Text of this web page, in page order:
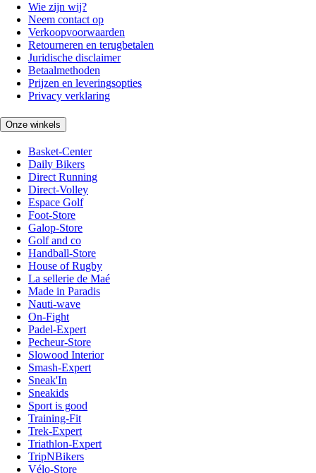
Wie zijn wij?
Neem contact op
Verkoopvoorwaarden
Retourneren en terugbetalen
Juridische disclaimer
Betaalmethoden
Prijzen en leveringsopties
Privacy verklaring
Onze winkels
Basket-Center
Daily Bikers
Direct Running
Direct-Volley
Espace Golf
Foot-Store
Galop-Store
Golf and co
Handball-Store
House of Rugby
La sellerie de Maé
Made in Paradis
Nauti-wave
On-Fight
Padel-Expert
Pecheur-Store
Slowood Interior
Smash-Expert
Sneak'In
Sneakids
Sport is good
Training-Fit
Trek-Expert
Triathlon-Expert
TripNBikers
Vélo-Store